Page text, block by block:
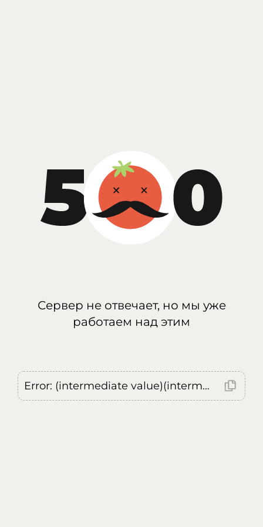
Сервер не отвечает, но мы уже
работаем над этим
Error: (intermediate value)(intermediate value)(intermediate value).replaceAll is not a function